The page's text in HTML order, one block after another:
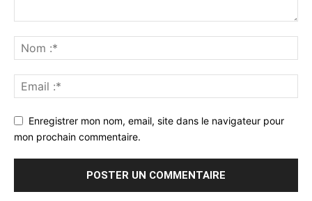
Enregistrer mon nom, email, site dans le navigateur pour
mon prochain commentaire.